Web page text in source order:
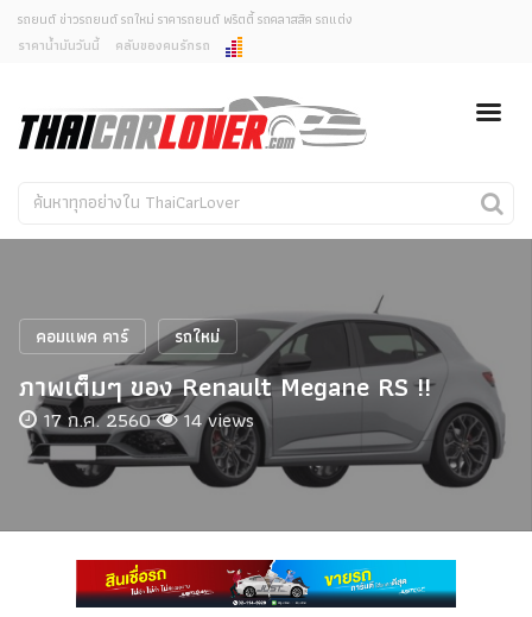
ยกเลิกการแจ้งเตือน
คุณต้องการยกเลิกการแจ้งเตือนข่าวสารเมื่อมีการอัพเดต
ใช่หรือไม่?
ไม่
รถยนต์ ข่าวรถยนต์ รถใหม่ ราคารถยนต์ พริตตี้ รถคลาสสิค รถแต่ง
ราคาน้ำมันวันนี้
คลับของคนรักรถ
รถใหม่
คนรักรถ
รถแต่ง
งานแสดงรถ
Car In The Movie
สเปคราคา รถยนต์
คอมแพค คาร์ รถใหม่
ภาพเต็มๆ ของ Renault Megane RS !!
17 ก.ค. 2560 14 views